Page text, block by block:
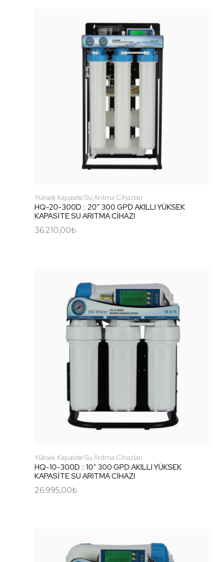
Yüksek Kapasite Su Arıtma Cihazları
HQ-20-300D :: 20″ 300 GPD AKILLI YÜKSEK
KAPASİTE SU ARITMA CİHAZI
36.210,00₺
Yüksek Kapasite Su Arıtma Cihazları
HQ-10-300D :: 10″ 300 GPD AKILLI YÜKSEK
KAPASİTE SU ARITMA CİHAZI
26.995,00₺